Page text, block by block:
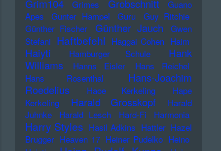
Grim104 Grimes Grobschnitt
Guano
Apes
Gunter Hampel Guru
Guy Ritchie
Günther Fischer
Günther Jauch
Gwen
Stefani Haftbefehl Haggai Cohen Haim
Haiyti Hamburger Schule
Hank
Williams
Hanns Eisler
Hans Reichel
Hans Rosenthal
Hans-Joachim
Roedelius
Haoe Kerkeling
Hape
Kerkeling
Harald Grosskopf
Harald
Juhnke
Harald Lesch Hard-Fi Harmonia
Harry Styles Hasil Adkins Hattler Hazel
Brugger Heaven 17 Heiner Pudelko Heino